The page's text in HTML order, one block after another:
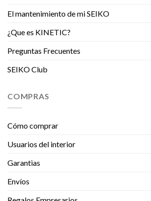
El mantenimiento de mi SEIKO
¿Que es KINETIC?
Preguntas Frecuentes
SEIKO Club
COMPRAS
Cómo comprar
Usuarios del interior
Garantias
Envíos